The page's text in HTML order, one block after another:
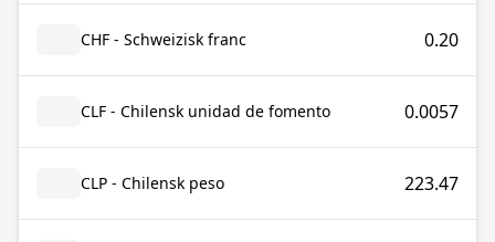
CHF - Schweizisk franc 0.20
CLF - Chilensk unidad de fomento 0.0057
CLP - Chilensk peso 223.47